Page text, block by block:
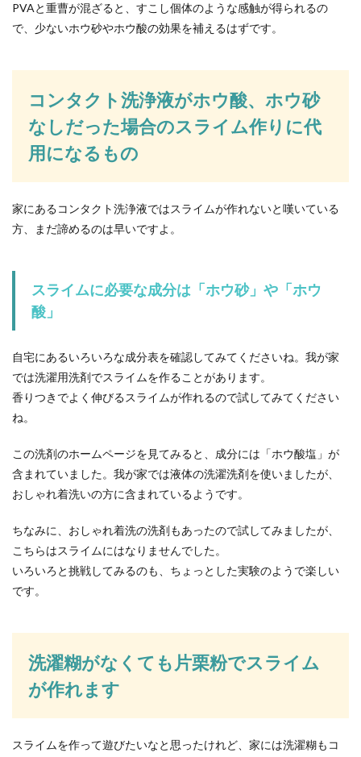
PVAと重曹が混ざると、すこし個体のような感触が得られるの
で、少ないホウ砂やホウ酸の効果を補えるはずです。
コンタクト洗浄液がホウ酸、ホウ砂
なしだった場合のスライム作りに代
用になるもの
家にあるコンタクト洗浄液ではスライムが作れないと嘆いている
方、まだ諦めるのは早いですよ。
スライムに必要な成分は「ホウ砂」や「ホウ
酸」
自宅にあるいろいろな成分表を確認してみてくださいね。我が家
では洗濯用洗剤でスライムを作ることがあります。
香りつきでよく伸びるスライムが作れるので試してみてください
ね。
この洗剤のホームページを見てみると、成分には「ホウ酸塩」が
含まれていました。我が家では液体の洗濯洗剤を使いましたが、
おしゃれ着洗いの方に含まれているようです。
ちなみに、おしゃれ着洗の洗剤もあったので試してみましたが、
こちらはスライムにはなりませんでした。
いろいろと挑戦してみるのも、ちょっとした実験のようで楽しい
です。
洗濯糊がなくても片栗粉でスライム
が作れます
スライムを作って遊びたいなと思ったけれど、家には洗濯糊もコ